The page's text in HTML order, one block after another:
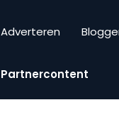
Adverteren
Partnercontent